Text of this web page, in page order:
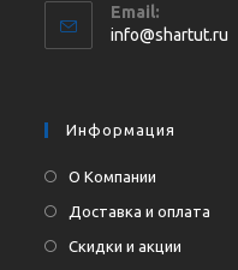
в
вашем
Email:
info@shartut.ru
Информация
О Компании
Доставка и оплата
Скидки и акции